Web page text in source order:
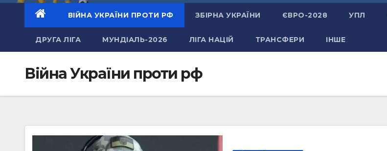
ВІЙНА УКРАЇНИ ПРОТИ РФ ЗБІРНА УКРАЇНИ ЄВРО-2028 УПЛ
ДРУГА ЛІГА МУНДІАЛЬ-2026 ЛІГА НАЦІЙ ТРАНСФЕРИ ІНШЕ
Війна України проти рф